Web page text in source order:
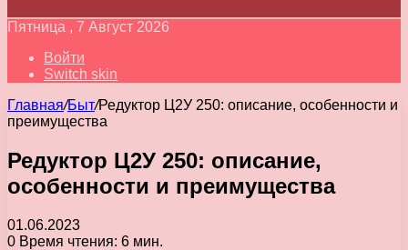
Пятница , 7 Август 2026
Войти
Switch skin
Главная/Быт/Редуктор Ц2У 250: описание, особенности и
преимущества
Редуктор Ц2У 250: описание,
особенности и преимущества
01.06.2023
0 Время чтения: 6 мин.